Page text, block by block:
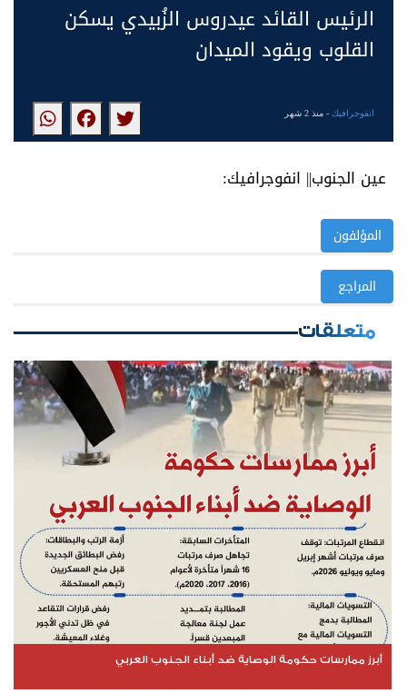
الرئيس القائد عيدروس الزُبيدي يسكن
القلوب ويقود الميدان
انفوجرافيك- منذ 2 شهر
عين الجنوب|| انفوجرافيك:
المؤلفون
المراجع
متعلقات
أبرز ممارسات حكومة الوصاية ضد أبناء الجنوب العربي